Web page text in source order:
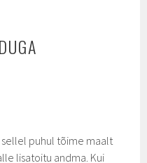
sellel puhul tõime maalt
lisatoitu andma. Kui